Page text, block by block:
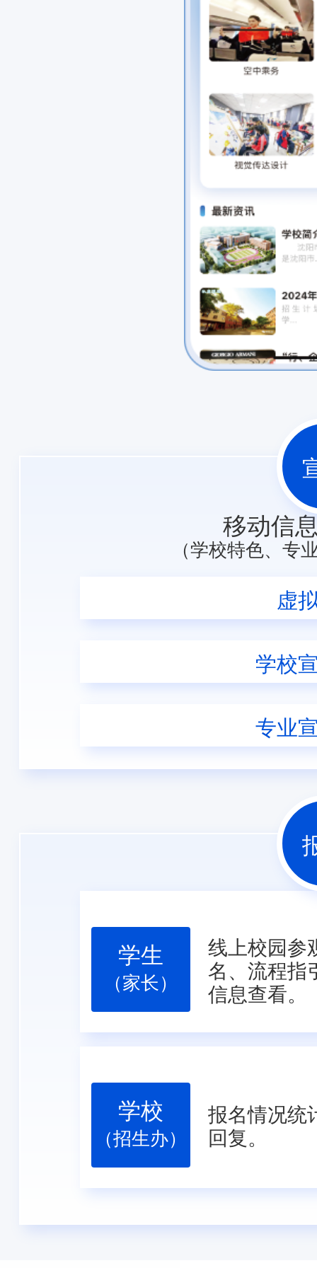
移动信
（学校特色、专
虚
学校
专业
学生
（家长）
线上校园参
名、流程指
信息查看。
学校
（招生办）
报名情况统
回复。